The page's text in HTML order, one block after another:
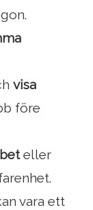
visa
före
eller
vara ett